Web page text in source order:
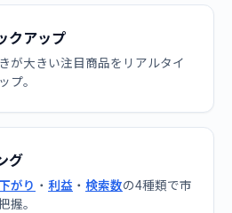
クアップ
が大きい注目商品をリアルタイ
プ。
グ
がり ・ 利益 ・ 検索数の4種類で市
握。